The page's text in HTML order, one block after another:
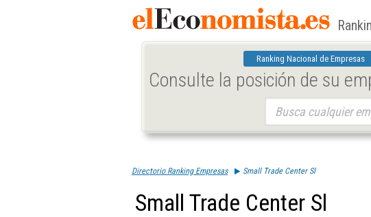
Ranking Nacional de Empresas
Consulte la posición de su
Directorio Ranking Empresas Small Trade Center Sl
Small Trade Center Sl